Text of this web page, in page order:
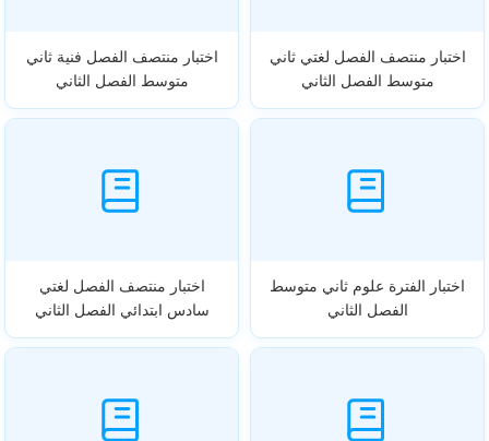
اختبار منتصف الفصل لغتي ثاني
متوسط الفصل الثاني
اختبار منتصف الفصل فنية ثاني
متوسط الفصل الثاني
اختبار الفترة علوم ثاني متوسط
الفصل الثاني
اختبار منتصف الفصل لغتي
سادس ابتدائي الفصل الثاني